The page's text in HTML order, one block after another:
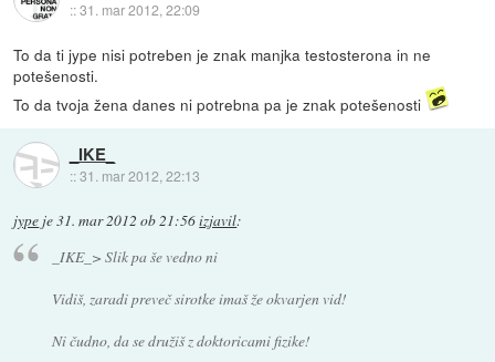
::31. mar 2012, 22:09
To da ti jype nisi potreben je znak manjka testosterona in ne
potešenosti.
To da tvoja žena danes ni potrebna pa je znak potešenosti
_IKE_
::31. mar 2012, 22:13
jype je31. mar 2012 ob 21:56izjavil:
_IKE_> Slik pa še vedno ni
Vidiš, zaradi preveč sirotke imaš že okvarjen vid!
Ni čudno, da se družiš z doktoricami fizike!